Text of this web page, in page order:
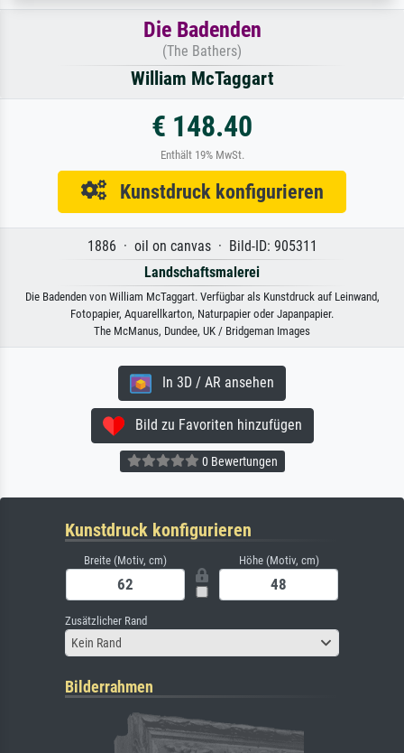
Die Badenden
(The Bathers)
William McTaggart
€ 148.40
Enthält 19% MwSt.
Kunstdruck konfigurieren
1886 · oil on canvas · Bild-ID: 905311
Landschaftsmalerei
Die Badenden von William McTaggart. Verfügbar als Kunstdruck auf Leinwand,
Fotopapier, Aquarellkarton, Naturpapier oder Japanpapier.
The McManus, Dundee, UK / Bridgeman Images
In 3D / AR ansehen
Bild zu Favoriten hinzufügen
0 Bewertungen
Kunstdruck konfigurieren
Breite (Motiv, cm) Höhe (Motiv, cm)
Zusätzlicher Rand
Kein Rand
Bilderrahmen